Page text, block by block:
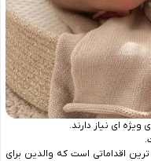
ای نیاز دارند.
اقداماتی است که والدین برای